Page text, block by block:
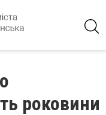
роковини